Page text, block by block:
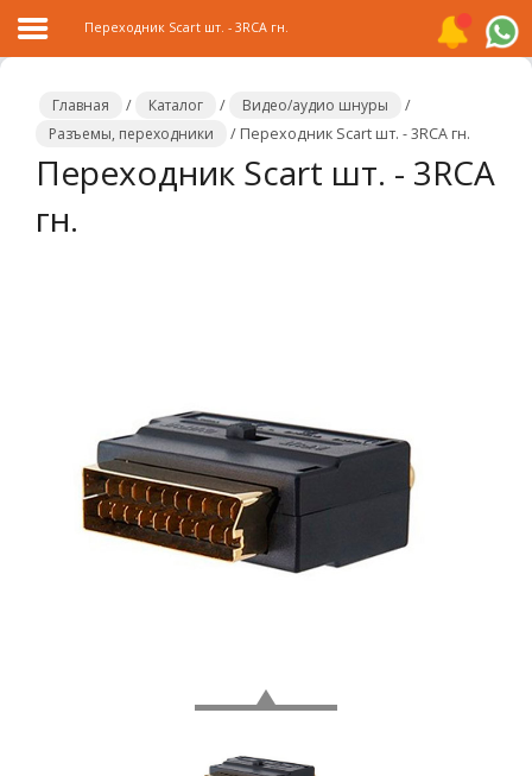
Главная
Каталог
Сотрудничество
Новости
Переходник Scart шт. - 3RCA гн.
Главная / Каталог / Видео/аудио шнуры
/
Разъемы, переходники
/ Переходник Scart шт. - 3RCA гн.
Переходник Scart шт. - 3RCA
гн.